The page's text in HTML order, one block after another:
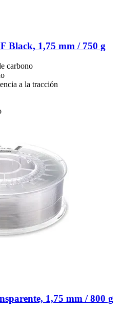
Black, 1,75 mm / 750 g
carbono
a la tracción
1,75 mm / 800 g